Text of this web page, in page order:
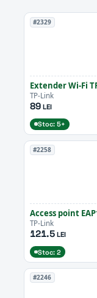
#2329
Extender Wi-Fi
TP-Link
89LEI
Stoc: 5+
#2258
Access point
TP-Link
121.5LEI
Stoc: 2
#2246